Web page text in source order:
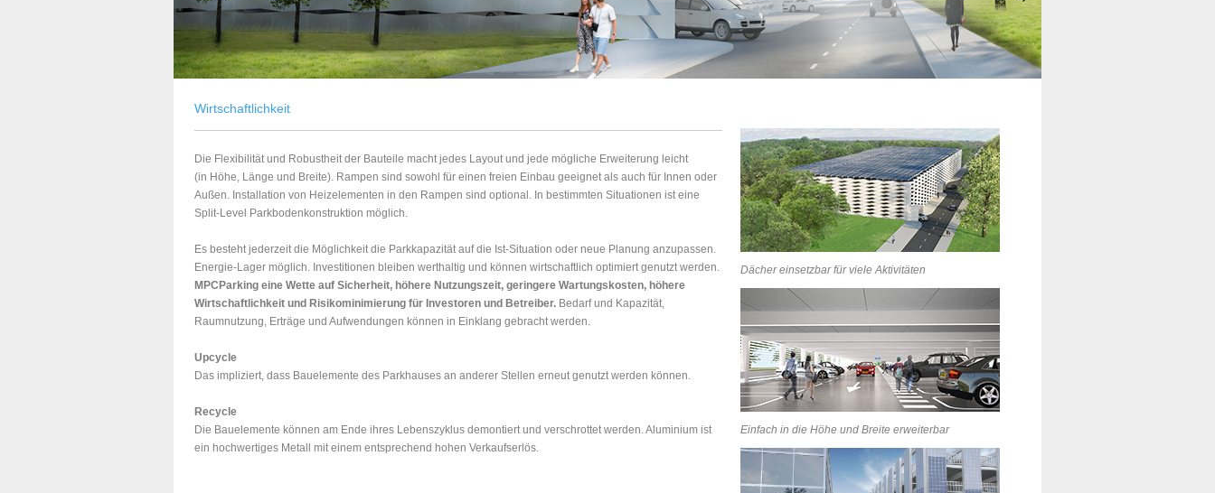
Wirtschaftlichkeit
Die Flexibilität und Robustheit der Bauteile macht jedes Layout und jede mögliche Erweiterung leicht
(in Höhe, Länge und Breite). Rampen sind sowohl für einen freien Einbau geeignet als auch für Innen oder
Außen. Installation von Heizelementen in den Rampen sind optional. In bestimmten Situationen ist eine
Split-Level Parkbodenkonstruktion möglich.
Es besteht jederzeit die Möglichkeit die Parkkapazität auf die Ist-Situation oder neue Planung anzupassen.
Energie-Lager möglich. Investitionen bleiben werthaltig und können wirtschaftlich optimiert genutzt werden.
MPCParking eine Wette auf Sicherheit, höhere Nutzungszeit, geringere Wartungskosten, höhere
Wirtschaftlichkeit und Risikominimierung für Investoren und Betreiber. Bedarf und Kapazität,
Raumnutzung, Erträge und Aufwendungen können in Einklang gebracht werden.
Upcycle
Das impliziert, dass Bauelemente des Parkhauses an anderer Stellen erneut genutzt werden können.
Recycle
Die Bauelemente können am Ende ihres Lebenszyklus demontiert und verschrottet werden. Aluminium ist
ein hochwertiges Metall mit einem entsprechend hohen Verkaufserlös.
Dächer einsetzbar für viele Aktivitäten
Einfach in die Höhe und Breite erweiterbar